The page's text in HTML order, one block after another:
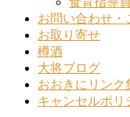
お問い合わせ・
お取り寄せ
樽酒
大将ブログ
おおきにリンク
キャンセルポリ